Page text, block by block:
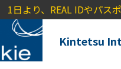
REAL IDやパスポートな
Kintetsu